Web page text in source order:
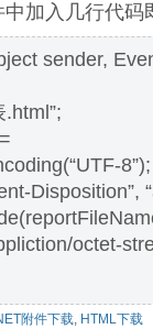
加入几行代码
sender,
Disposition”,
octet-
附件下载, HTML下载